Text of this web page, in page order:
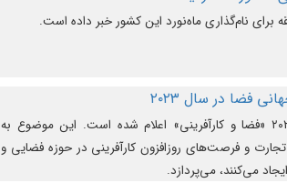
برای نام‌گذاری ماه‌نورد این کشور خبر داده است.
فضا در سال ۲۰۲۳
موضوع هفته جهانی فضا در سال ۲۰۲۳ «فضا و کارآفرینی» اعلام شده است. این موضوع به
و فرصت‌های روزافزون کارآفرینی در حوزه فضایی و
می‌کنند، می‌پردازد.